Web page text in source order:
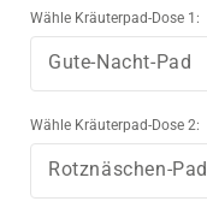
Wähle Kräuterpad-Dose 1:
Gute-Nacht-Pad
Wähle Kräuterpad-Dose 2:
Rotznäschen-Pad